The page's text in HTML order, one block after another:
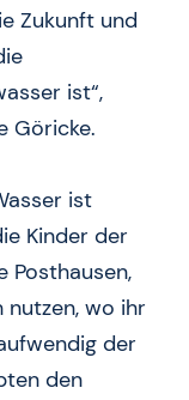
Zukunft und
ist“,
Göricke.
ist
Kinder der
Posthausen,
wo ihr
der
den